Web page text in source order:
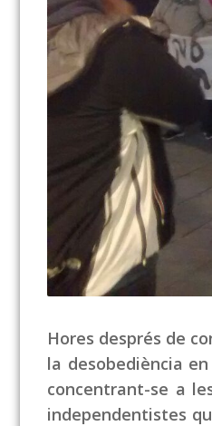
Hores després de
la desobediència
concentrant-se a
independentistes